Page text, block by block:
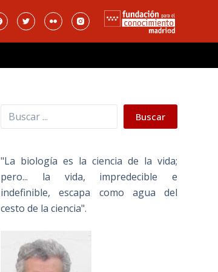
Buscar Buscar
"La biología es la ciencia de la vida;
pero... la vida, impredecible e
indefinible, escapa como agua del
cesto de la ciencia".